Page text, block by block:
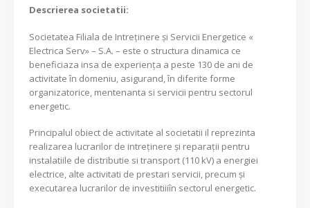
Descrierea societatii:
Societatea Filiala de Intreţinere şi Servicii Energetice «
Electrica Serv» – S.A. – este o structura dinamica ce
beneficiaza insa de experienţa a peste 130 de ani de
activitate în domeniu, asigurand, în diferite forme
organizatorice, mentenanta si servicii pentru sectorul
energetic.
Principalul obiect de activitate al societatii il reprezinta
realizarea lucrarilor de intreținere și reparații pentru
instalatiile de distributie si transport (110 kV) a energiei
electrice, alte activitati de prestari servicii, precum și
executarea lucrarilor de investitiiiîn sectorul energetic.